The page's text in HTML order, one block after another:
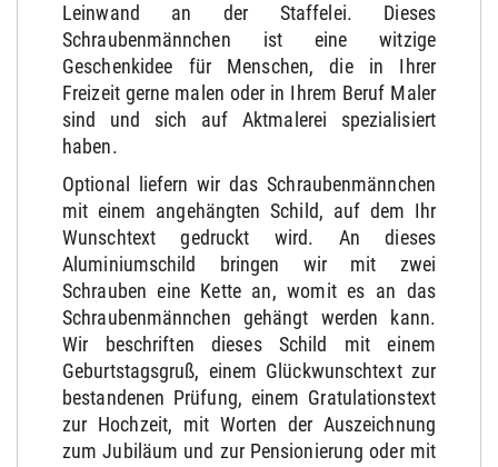
Leinwand an der Staffelei. Dieses
Schraubenmännchen ist eine witzige
Geschenkidee für Menschen, die in Ihrer
Freizeit gerne malen oder in Ihrem Beruf Maler
sind und sich auf Aktmalerei spezialisiert
haben.
Optional liefern wir das Schraubenmännchen
mit einem angehängten Schild, auf dem Ihr
Wunschtext gedruckt wird. An dieses
Aluminiumschild bringen wir mit zwei
Schrauben eine Kette an, womit es an das
Schraubenmännchen gehängt werden kann.
Wir beschriften dieses Schild mit einem
Geburtstagsgruß, einem Glückwunschtext zur
bestandenen Prüfung, einem Gratulationstext
zur Hochzeit, mit Worten der Auszeichnung
zum Jubiläum und zur Pensionierung oder mit